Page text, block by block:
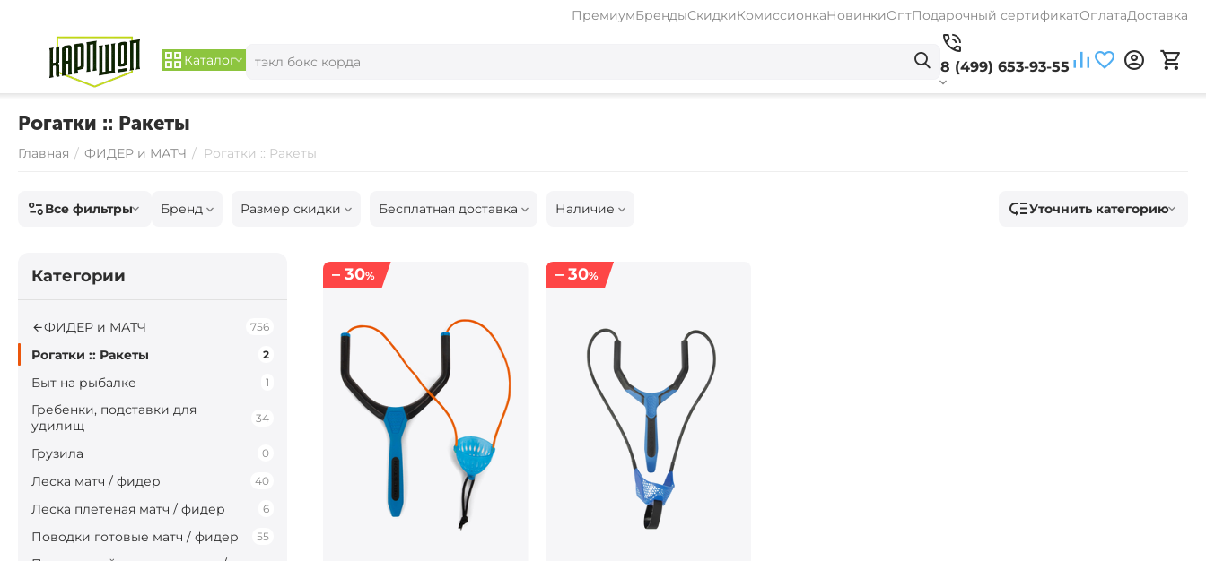
ПремиумБрендыСкидкиКомиссионкаНовинкиОптПодарочный сертификатОплатаДоставка
Каталог 8 (499) 653-93-55
Рогатки :: Ракеты
Главная / ФИДЕР и МАТЧ / Рогатки :: Ракеты
Все фильтры Бренд Размер скидки Бесплатная доставка Наличие Уточнить категорию
– 30% – 30%
Категории
ФИДЕР и МАТЧ 756
Рогатки :: Ракеты 2
Быт на рыбалке 1
Гребенки, подставки для
удилищ
34
Грузила 0
Леска матч / фидер 40
Леска плетеная матч / фидер 6
Поводки готовые матч / фидер 55